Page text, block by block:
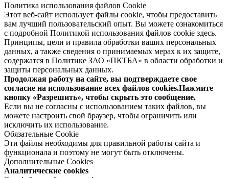
Политика использования файлов Cookie
Этот веб-сайт использует файлы cookie, чтобы предоставить
вам лучший пользовательский опыт. Вы можете ознакомиться
с подробной Политикой использования файлов cookie здесь.
Принципы, цели и правила обработки ваших персональных
данных, а также сведения о принимаемых мерах к их защите,
содержатся в Политике ЗАО «ПКТБА» в области обработки и
защиты персональных данных.
Продолжая работу на сайте, вы подтверждаете свое
согласие на использование всех файлов cookies.Нажмите
кнопку «Разрешить», чтобы скрыть это сообщение.
Если вы не согласны с использованием таких файлов, вы
можете настроить свой браузер, чтобы ограничить или
исключить их использование.
Обязательные Cookie
Эти файлы необходимы для правильной работы сайта и
функционала и поэтому не могут быть отключены.
Дополнительные Cookies
Аналитические cookies